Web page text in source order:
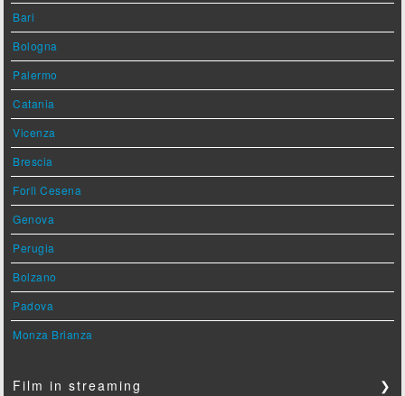
Bari
Bologna
Palermo
Catania
Vicenza
Brescia
Forlì Cesena
Genova
Perugia
Bolzano
Padova
Monza Brianza
Film in streaming ❯